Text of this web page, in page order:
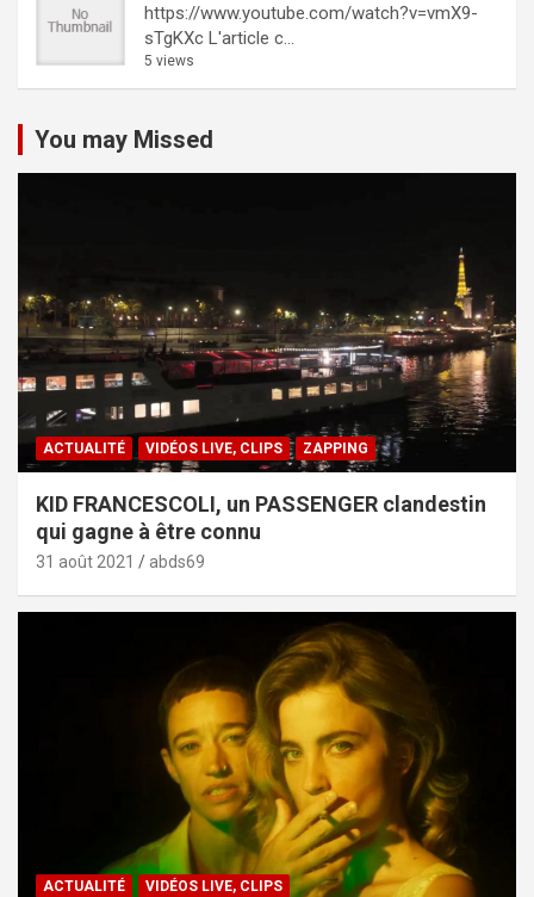
https://www.youtube.com/watch?v=vmX9-
sTgKXc L'article c...
5 views
You may Missed
ACTUALITÉ VIDÉOS LIVE, CLIPS ZAPPING
KID FRANCESCOLI, un PASSENGER clandestin
qui gagne à être connu
31 août 2021 abds69
ACTUALITÉ VIDÉOS LIVE, CLIPS